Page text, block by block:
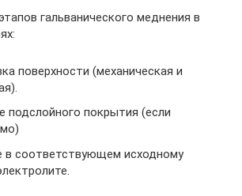
гальванического меднения в
поверхности (механическая и
подслойного покрытия (если
в соответствующем исходному